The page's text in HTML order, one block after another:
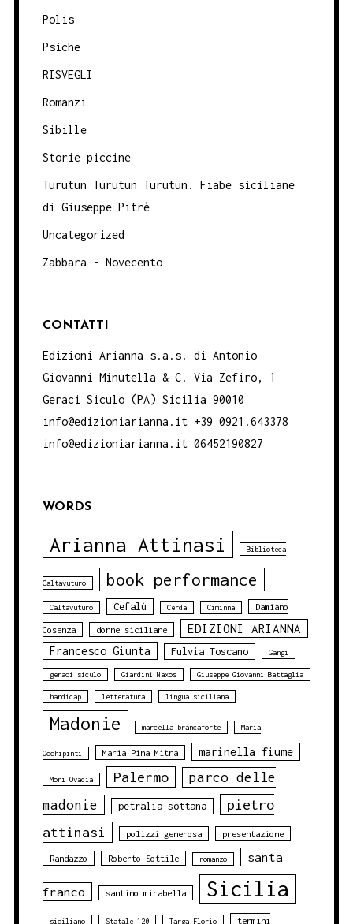
Polis
Psiche
RISVEGLI
Romanzi
Sibille
Storie piccine
Turutun Turutun Turutun. Fiabe siciliane
di Giuseppe Pitrè
Uncategorized
Zabbara - Novecento
CONTATTI
Edizioni Arianna s.a.s. di Antonio
Giovanni Minutella & C. Via Zefiro, 1
Geraci Siculo (PA) Sicilia 90010
info@edizioniarianna.it +39 0921.643378
info@edizioniarianna.it 06452190827
WORDS
Arianna Attinasi Biblioteca
Caltavuturo book performance
Caltavuturo Cefalù Cerda Ciminna Damiano
Cosenza donne siciliane EDIZIONI ARIANNA
Francesco Giunta Fulvia Toscano Gangi
geraci siculo Giardini Naxos Giuseppe Giovanni Battaglia
handicap letteratura lingua siciliana
Madonie marcella brancaforte Maria
Occhipinti Maria Pina Mitra marinella fiume
Moni Ovadia Palermo
parco delle
madonie
petralia sottana
pietro
attinasi
polizzi generosa presentazione
Randazzo Roberto Sottile romanzo santa
franco santino mirabella Sicilia
siciliano Statale 120 Targa Florio termini